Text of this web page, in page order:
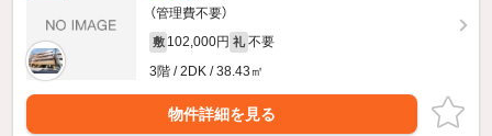
（管理費不要）
敷 102,000円 礼 不要
3階 / 2DK / 38.43㎡
物件詳細を見る